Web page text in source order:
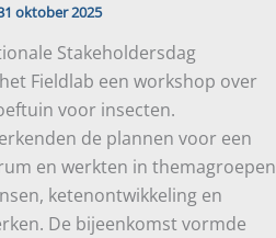
oktober 2025
Stakeholdersdag
Fieldlab een workshop over
voor insecten.
de plannen voor een
en werkten in themagroepen
ketenontwikkeling en
De bijeenkomst vormde